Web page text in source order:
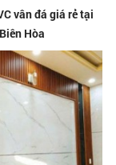
vân đá giá rẻ tại
Biên Hòa